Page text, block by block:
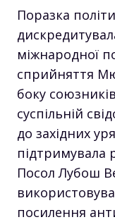
Поразка
міжнародної
сприйняття
боку
суспільній
до західних
підтримувала
Посол Лубош
посилення